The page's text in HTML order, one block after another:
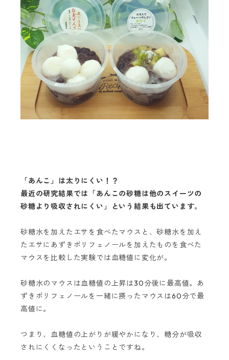
「あんこ」は太りにくい！？
最近の研究結果では「あんこの砂糖は他のスイーツの
砂糖より吸収されにくい」という結果も出ています。
砂糖水を加えたエサを食べたマウスと、砂糖水を加え
たエサにあずきポリフェノールを加えたものを食べた
マウスを比較した実験では血糖値に変化が。
砂糖水のマウスは血糖値の上昇は30分後に最高値。あ
ずきポリフェノールを一緒に摂ったマウスは60分で最
高値に。
つまり、血糖値の上がりが緩やかになり、糖分が吸収
されにくくなったということですね。